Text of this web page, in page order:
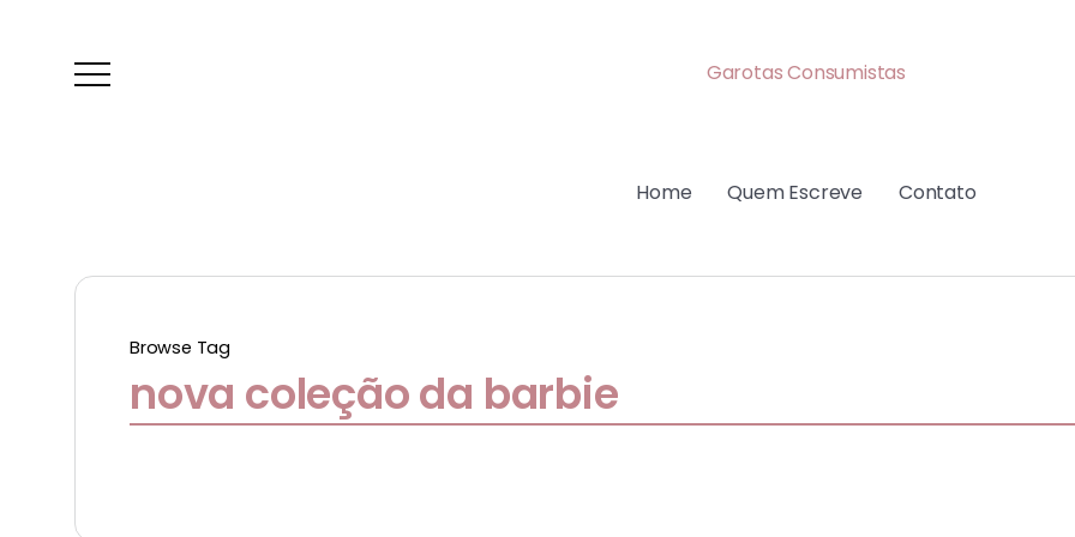
Garotas Consumistas
Home Quem Escreve Contato
Browse Tag
nova coleção da barbie